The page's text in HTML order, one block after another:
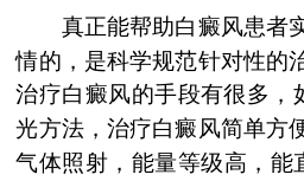
真正能帮助白癜风患者
情的，是科学规范针对性的
治疗白癜风的手段有很多，
光方法，治疗白癜风简单方
气体照射，能量等级高，能